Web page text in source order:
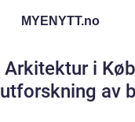
MYENYTT.no
Arkitektur i
utforskning av